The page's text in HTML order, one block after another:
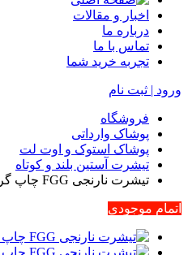
اخبار و مقالات
درباره ما
تماس با ما
تجربه خرید شما
ورود | ثبت نام
فروشگاه
پوشاک وارداتی
پوشاک استوک و اوت لت
تیشرت آستین بلند و کوتاه
تیشرت نارنجی FGG چاپ گرافیکی – استوک نخ پنبه
اتمام موجودی